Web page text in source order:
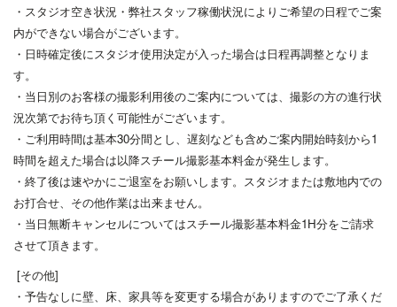
・スタジオ空き状況・弊社スタッフ稼働状況によりご希望の日程でご案
内ができない場合がございます。
・日時確定後にスタジオ使用決定が入った場合は日程再調整となり ま
す。
・当日別のお客様の撮影利用後のご案内については、撮影の方の進行状
況次第でお待ち頂く可能性がございます。
・ご利用時間は基本30分間とし、遅刻なども含めご案内開始時刻から1
時間を超えた場合は以降スチール撮影基本料金が発生します。
・終了後は速やかにご退室をお願いします。スタジオまたは敷地内での
お打合せ、その他作業は出来ません。
・当日無断キャンセルについてはスチール撮影基本料金1H分をご請求
させて頂きます。
[その他]
・予告なしに壁、床、家具等を変更する場合がありますのでご了承 くだ